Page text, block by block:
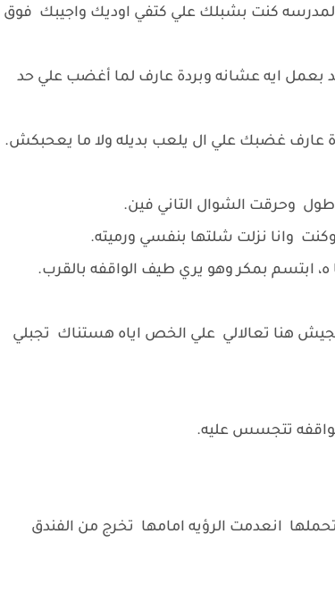
كنت بشبلك علي كتفي اوديك واجيبك فوق
ايه عشانه وبردة عارف لما أغضب علي حد
عارف غضبك علي ال يلعب بديله ولا ما يعحبكش.
وحرقت الشوال التاني فين.
وانا نزلت شلتها بنفسي ورميته.
بمكر وهو يري طيف الواقفه بالقرب.
هنا تعالالي علي الخص اياه هستناك تجبلي
تتجسس عليه.
انعدمت الرؤيه امامها تخرج من الفندق